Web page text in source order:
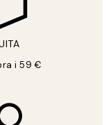
i 59 €